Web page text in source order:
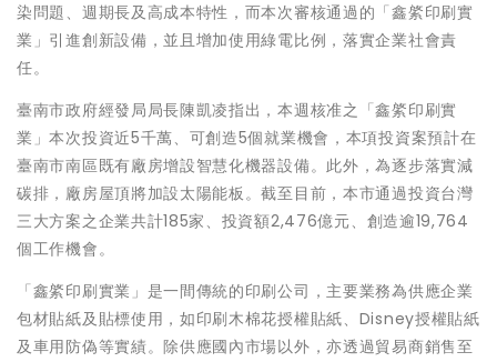
染問題、週期長及高成本特性，而本次審核通過的「鑫綮印刷實
業」引進創新設備，並且增加使用綠電比例，落實企業社會責
任。
臺南市政府經發局局長陳凱凌指出，本週核准之「鑫綮印刷實
業」本次投資近5千萬、可創造5個就業機會，本項投資案預計在
臺南市南區既有廠房增設智慧化機器設備。此外，為逐步落實減
碳排，廠房屋頂將加設太陽能板。截至目前，本市通過投資台灣
三大方案之企業共計185家、投資額2,476億元、創造逾19,764
個工作機會。
「鑫綮印刷實業」是一間傳統的印刷公司，主要業務為供應企業
包材貼紙及貼標使用，如印刷木棉花授權貼紙、Disney授權貼紙
及車用防偽等實績。除供應國內市場以外，亦透過貿易商銷售至